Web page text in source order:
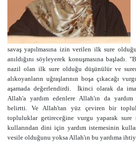
savaş yapılmasına izin verilen ilk sure
anıldığını söyleyerek konuşmasına başladı.
nazil olan ilk sure olduğu düşünülür ve
alıkoyanların uğraşlarının boşa çıkacağı
aşamada değerlendirdi.
İkinci olarak da
Allah'a yardım edenlere Allah'ın da
belirtti. Ve Allah'tan yüz çeviren bir
topluluklar getireceğine vurgu yaparak sure
kullarından dini için yardım istemesinin
vesile olduğunu yoksa Allah'ın bu yardıma